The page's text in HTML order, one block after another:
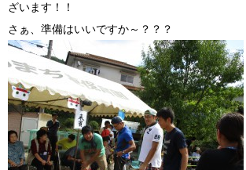
ざいます！！
さぁ、準備はいいですか～？？？